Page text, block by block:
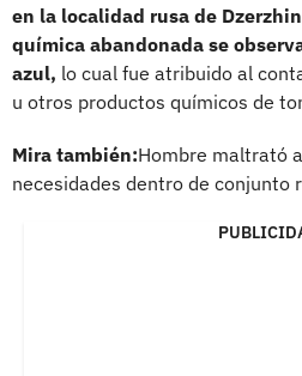
en la localidad rusa de
química abandonada se
azul, lo cual fue atribuido al
u otros productos químicos de
Mira también:Hombre maltrató
necesidades dentro de conjunto